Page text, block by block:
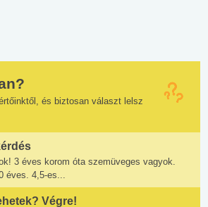
és biztosan választ lelsz
3 éves korom óta szemüveges vagyok.
éves. 4,5-es...
Végre!